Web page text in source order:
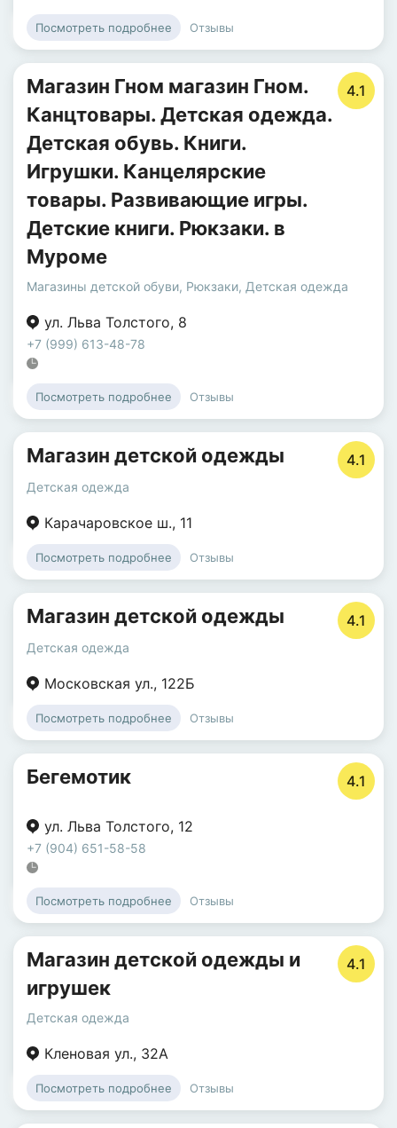
Посмотреть подробнее Отзывы
Магазин Гном магазин Гном.
Канцтовары. Детская одежда.
Детская обувь. Книги.
Игрушки. Канцелярские
товары. Развивающие игры.
Детские книги. Рюкзаки. в
Муроме
4.1
Магазины детской обуви, Рюкзаки, Детская одежда
ул. Льва Толстого, 8
+7 (999) 613-48-78
Посмотреть подробнее Отзывы
Магазин детской одежды 4.1
Детская одежда
Карачаровское ш., 11
Посмотреть подробнее Отзывы
Магазин детской одежды 4.1
Детская одежда
Московская ул., 122Б
Посмотреть подробнее Отзывы
Бегемотик 4.1
ул. Льва Толстого, 12
+7 (904) 651-58-58
Посмотреть подробнее Отзывы
Магазин детской одежды и
игрушек
4.1
Детская одежда
Кленовая ул., 32А
Посмотреть подробнее Отзывы